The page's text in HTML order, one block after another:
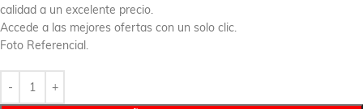
calidad a un excelente precio.
Accede a las mejores ofertas con un solo clic.
Foto Referencial.